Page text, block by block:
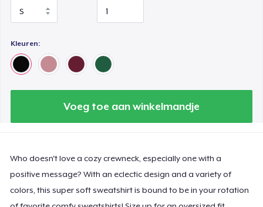
Kleuren:
Voeg toe aan winkelmandje
Who doesn't love a cozy crewneck, especially one with a
positive message? With an eclectic design and a variety of
colors, this super soft sweatshirt is bound to be in your rotation